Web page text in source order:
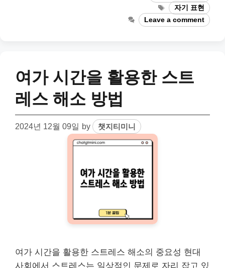
Tags
자기 표현
Leave a comment
여가 시간을 활용한 스트
레스 해소 방법
2024년 12월 09일 by 챗지티미니
여가 시간을 활용한 스트레스 해소의 중요성 현대
사회에서 스트레스는 일상적인 문제로 자리 잡고 있